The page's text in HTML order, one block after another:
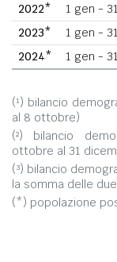
2022*
1 gen -
2023*
1 gen -
2024*
1 gen -
(¹) bilancio
al 8 ottobre)
(²) bilancio
ottobre al 31
(³) bilancio
la somma delle
(*) popolazione